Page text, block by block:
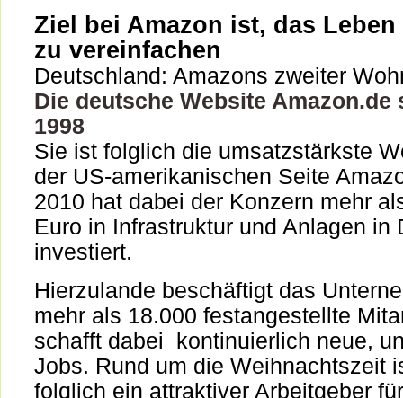
Ziel bei Amazon ist, das
zu vereinfachen
Deutschland: Amazons zweiter
Die deutsche Website Amazon.de
1998
Sie ist folglich die umsatzstärkste
der US-amerikanischen Seite
2010 hat dabei der Konzern mehr
Euro in Infrastruktur und Anlagen in
investiert.
Hierzulande beschäftigt das
mehr als 18.000 festangestellte
schafft dabei kontinuierlich neue,
Jobs. Rund um die Weihnachtszeit
folglich ein attraktiver Arbeitgeber